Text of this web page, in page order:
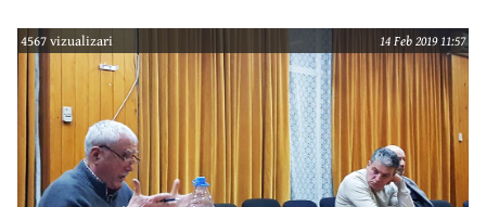
respective să capete viață și toată lumea să aibă de câștigat.
Întâlnirea a fost inițiată de cosilierii locali Monica Clinciu -
președintele Comisiei de Urbanism și Florin Frățilă -
președintele Comisiei de Cultură, Sănătate și Sport. La
discuții a participat și omul de afaceri câmpinean Florin
Abagiu, interesat de un partenerit cu administrația locală
pentru dezvoltarea unei zone cu potențial turistic: Parcul
Istrati - Lacul Curiacul - Baza sportivă Fibec.
4567 vizualizari 14 Feb 2019 11:57